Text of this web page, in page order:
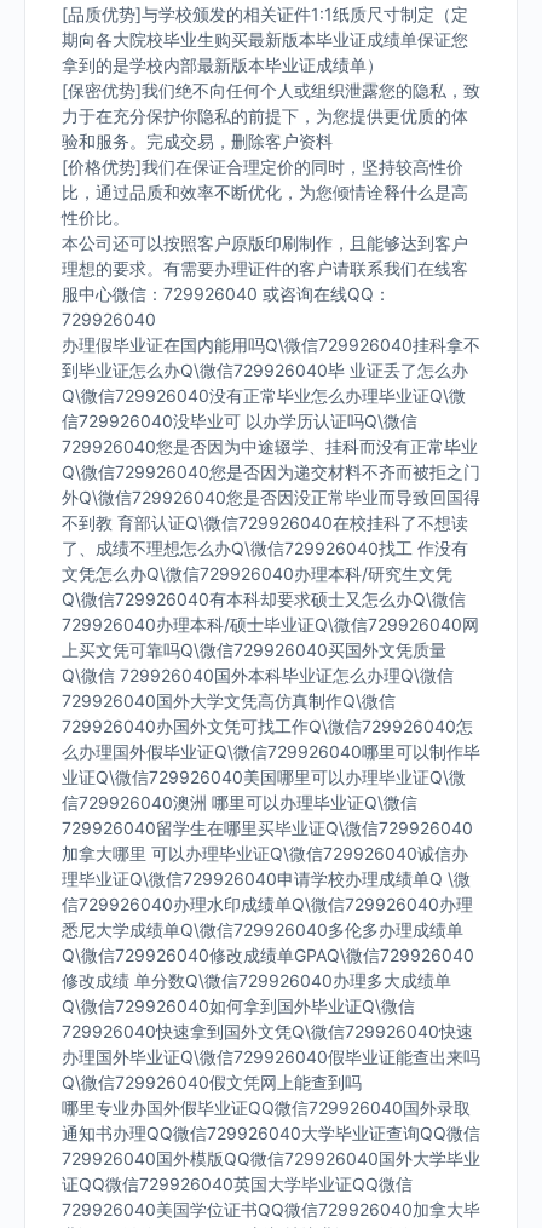
[品质优势]与学校颁发的相关证件1:1纸质尺寸制定（定
期向各大院校毕业生购买最新版本毕业证成绩单保证您
拿到的是学校内部最新版本毕业证成绩单）
[保密优势]我们绝不向任何个人或组织泄露您的隐私，致
力于在充分保护你隐私的前提下，为您提供更优质的体
验和服务。完成交易，删除客户资料
[价格优势]我们在保证合理定价的同时，坚持较高性价
比，通过品质和效率不断优化，为您倾情诠释什么是高
性价比。
本公司还可以按照客户原版印刷制作，且能够达到客户
理想的要求。有需要办理证件的客户请联系我们在线客
服中心微信：729926040 或咨询在线QQ：
729926040
办理假毕业证在国内能用吗Q\微信729926040挂科拿不
到毕业证怎么办Q\微信729926040毕 业证丢了怎么办
Q\微信729926040没有正常毕业怎么办理毕业证Q\微
信729926040没毕业可 以办学历认证吗Q\微信
729926040您是否因为中途辍学、挂科而没有正常毕业
Q\微信729926040您是否因为递交材料不齐而被拒之门
外Q\微信729926040您是否因没正常毕业而导致回国得
不到教 育部认证Q\微信729926040在校挂科了不想读
了、成绩不理想怎么办Q\微信729926040找工 作没有
文凭怎么办Q\微信729926040办理本科/研究生文凭
Q\微信729926040有本科却要求硕士又怎么办Q\微信
729926040办理本科/硕士毕业证Q\微信729926040网
上买文凭可靠吗Q\微信729926040买国外文凭质量
Q\微信 729926040国外本科毕业证怎么办理Q\微信
729926040国外大学文凭高仿真制作Q\微信
729926040办国外文凭可找工作Q\微信729926040怎
么办理国外假毕业证Q\微信729926040哪里可以制作毕
业证Q\微信729926040美国哪里可以办理毕业证Q\微
信729926040澳洲 哪里可以办理毕业证Q\微信
729926040留学生在哪里买毕业证Q\微信729926040
加拿大哪里 可以办理毕业证Q\微信729926040诚信办
理毕业证Q\微信729926040申请学校办理成绩单Q \微
信729926040办理水印成绩单Q\微信729926040办理
悉尼大学成绩单Q\微信729926040多伦多办理成绩单
Q\微信729926040修改成绩单GPAQ\微信729926040
修改成绩 单分数Q\微信729926040办理多大成绩单
Q\微信729926040如何拿到国外毕业证Q\微信
729926040快速拿到国外文凭Q\微信729926040快速
办理国外毕业证Q\微信729926040假毕业证能查出来吗
Q\微信729926040假文凭网上能查到吗
哪里专业办国外假毕业证QQ微信729926040国外录取
通知书办理QQ微信729926040大学毕业证查询QQ微信
729926040国外模版QQ微信729926040国外大学毕业
证QQ微信729926040英国大学毕业证QQ微信
729926040美国学位证书QQ微信729926040加拿大毕